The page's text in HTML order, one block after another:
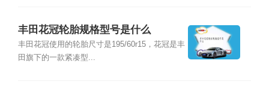
丰田花冠轮胎规格型号是什么
丰田花冠使用的轮胎尺寸是195/60r15，花冠是丰
田旗下的一款紧凑型...